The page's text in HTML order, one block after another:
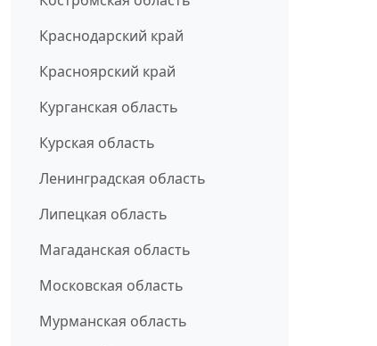
Краснодарский край
Красноярский край
Курганская область
Курская область
Ленинградская область
Липецкая область
Магаданская область
Московская область
Мурманская область